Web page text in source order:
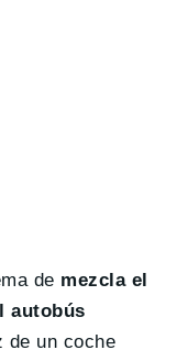
de mezcla el
autobús
de un coche